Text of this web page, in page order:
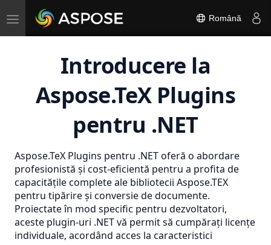
Toggle
navigation
Română
Introducere la
Aspose.TeX Plugins
pentru .NET
Aspose.TeX Plugins pentru .NET oferă o abordare
profesionistă și cost-eficientă pentru a profita de
capacitățile complete ale bibliotecii Aspose.TEX
pentru tipărire și conversie de documente.
Proiectate în mod specific pentru dezvoltatori,
aceste plugin-uri .NET vă permit să cumpărați licențe
individuale, acordând acces la caracteristici